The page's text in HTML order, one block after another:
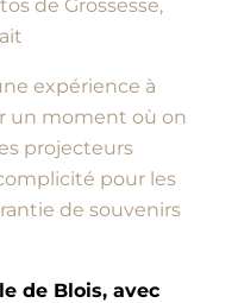
de Grossesse,
expérience à
un moment où on
projecteurs
pour les
de souvenirs
de Blois, avec